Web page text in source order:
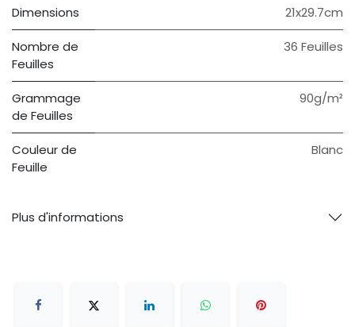
Dimensions 21x29.7cm
Nombre de
Feuilles
36 Feuilles
Grammage
de Feuilles
90g/m²
Couleur de
Feuille
Blanc
Plus d'informations